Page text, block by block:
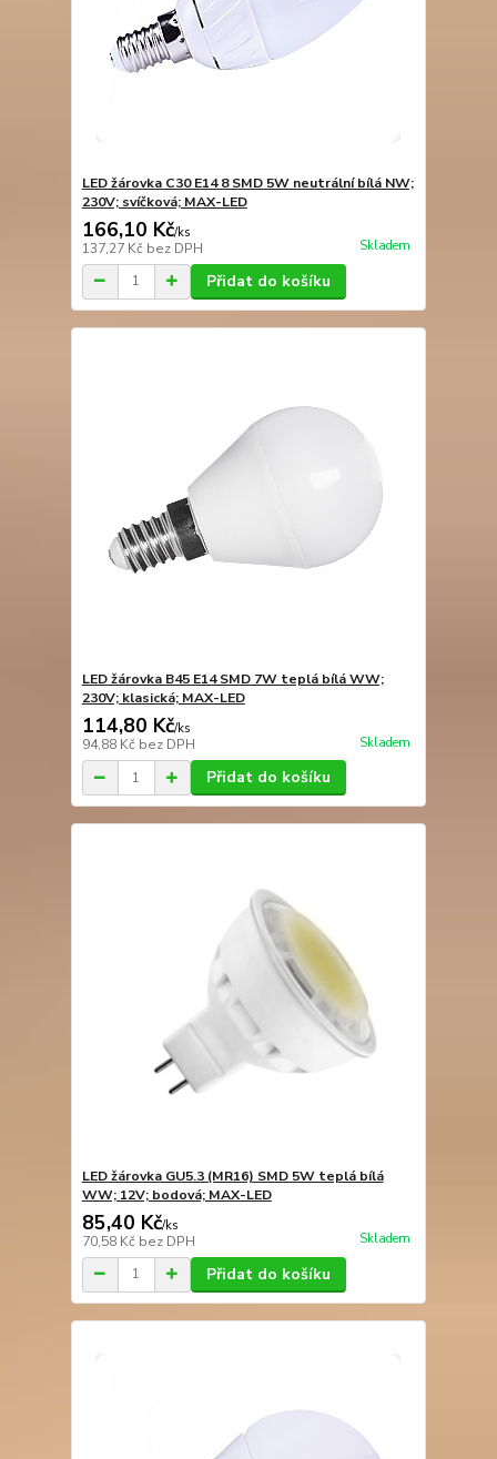
LED žárovka C30 E14 8 SMD 5W neutrální bílá NW;
230V; svíčková; MAX-LED
166,10 Kč/ks
137,27 Kč bez DPH Skladem
Přidat do košíku
LED žárovka B45 E14 SMD 7W teplá bílá WW;
230V; klasická; MAX-LED
114,80 Kč/ks
94,88 Kč bez DPH Skladem
Přidat do košíku
LED žárovka GU5.3 (MR16) SMD 5W teplá bílá
WW; 12V; bodová; MAX-LED
85,40 Kč/ks
70,58 Kč bez DPH Skladem
Přidat do košíku